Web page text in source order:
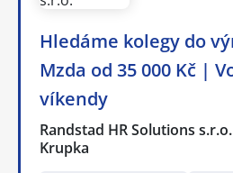
Hledáme kolegy do
Mzda od 35 000 Kč |
víkendy
Randstad HR Solutions s.r.o.
Krupka